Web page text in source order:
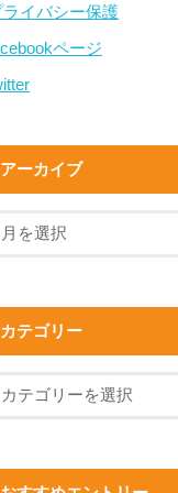
ライバシー保護
ページ
アーカイブ
カテゴリー